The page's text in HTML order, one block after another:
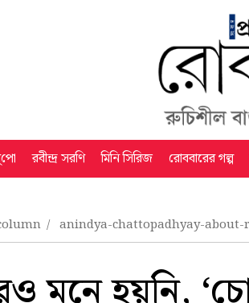
রবীন্দ্র সরণি মিনি সিরিজ রোববারের গল্প
anindya-chattopadhyay-